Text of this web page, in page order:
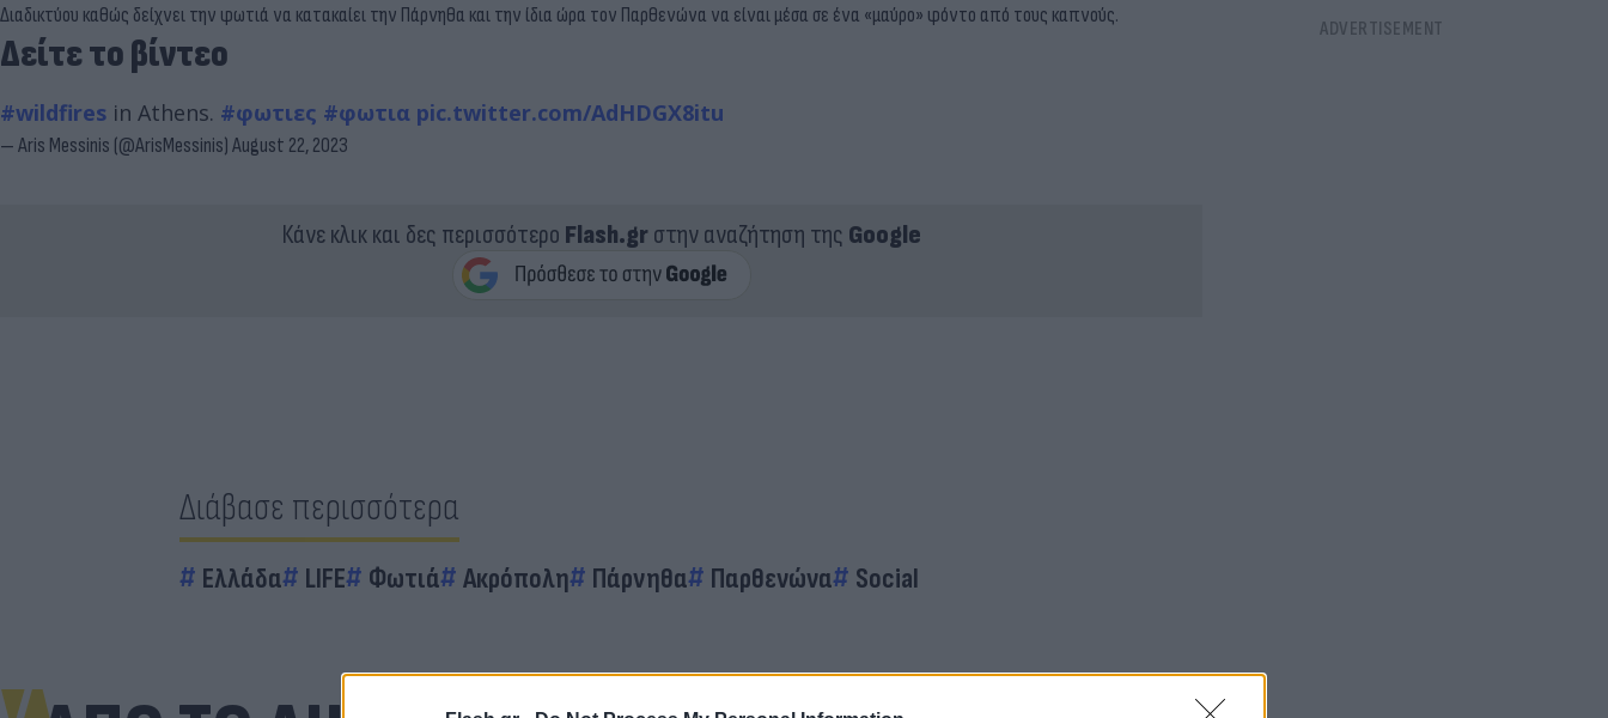
Διαδικτύου καθώς δείχνει την φωτιά να κατακαίει την Πάρνηθα και την ίδια ώρα τον Παρθενώνα να είναι μέσα σε ένα «μαύρο» φόντο από τους καπνούς.
Δείτε το βίντεο
#wildfires in Athens. #φωτιες #φωτια pic.twitter.com/AdHDGX8itu
— Aris Messinis (@ArisMessinis)August 22, 2023
Κάνε κλικ και δες περισσότερο Flash.grστην αναζήτηση της Google
Διάβασε περισσότερα
Ελλάδα LIFE Φωτιά Ακρόπολη Πάρνηθα Παρθενώνα Social